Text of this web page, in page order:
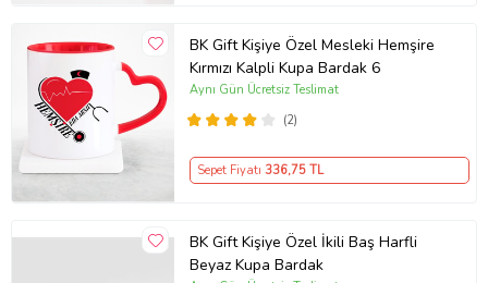
BK Gift Kişiye Özel Mesleki Hemşire
Kırmızı Kalpli Kupa Bardak 6
(2)
Aynı Gün Ücretsiz Teslimat
Sepet Fiyatı 336,75 TL
BK Gift Kişiye Özel İkili Baş Harfli
Beyaz Kupa Bardak